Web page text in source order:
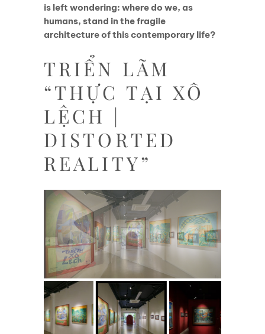
is left wondering: where do we, as
humans, stand in the fragile
architecture of this contemporary life?
TRIỂN LÃM
“THỰC TẠI XÔ
LỆCH |
DISTORTED
REALITY”